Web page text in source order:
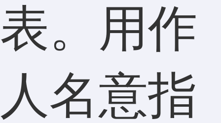
表。用作
人名意指